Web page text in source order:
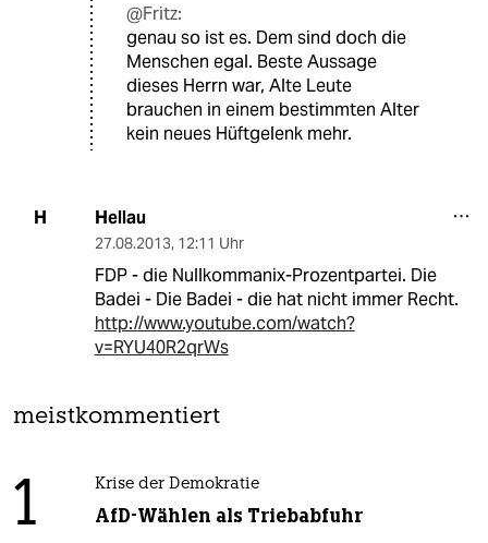
@Fritz:
genau so ist es. Dem sind doch die
Menschen egal. Beste Aussage
dieses Herrn war, Alte Leute
brauchen in einem bestimmten Alter
kein neues Hüftgelenk mehr.
H Hellau
27.08.2013, 12:11 Uhr
FDP - die Nullkommanix-Prozentpartei. Die
Badei - Die Badei - die hat nicht immer Recht.
http://www.youtube.com/watch?
v=RYU40R2qrWs
meistkommentiert
1 Krise der Demokratie
AfD-Wählen als Triebabfuhr